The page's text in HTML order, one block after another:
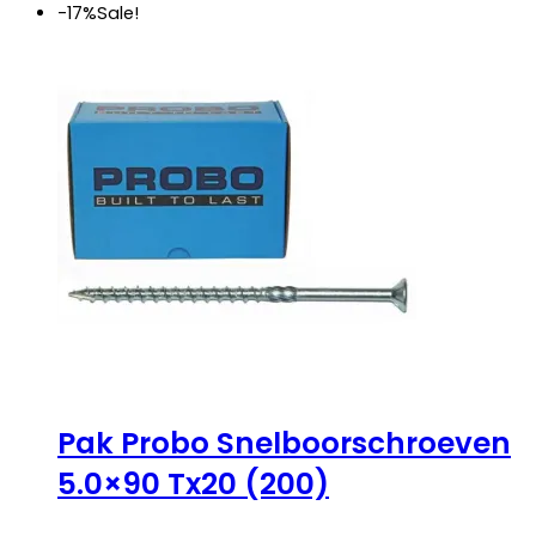
€ 27,25.
-17%Sale!
Pak Probo Snelboorschroeven
5.0×90 Tx20 (200)